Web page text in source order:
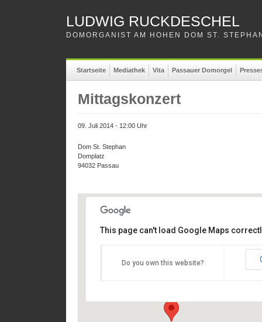
LUDWIG RUCKDESCHEL
DOMORGANIST AM HOHEN DOM ST.
Startseite Mediathek Vita Passauer Domorgel
Mittagskonzert
09. Juli 2014 - 12:00 Uhr
Dom St. Stephan
Domplatz
94032 Passau
Dom St. Stephan
This page can't load Google Maps
Do you own this website?